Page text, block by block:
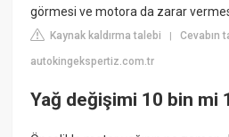
görmesi ve motora da zarar
Kaynak kaldırma talebi |Cevabın
autokingekspertiz.com.tr
Yağ değişimi 10 bin mi